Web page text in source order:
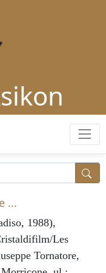
...
1988),
Les
Tornatore,